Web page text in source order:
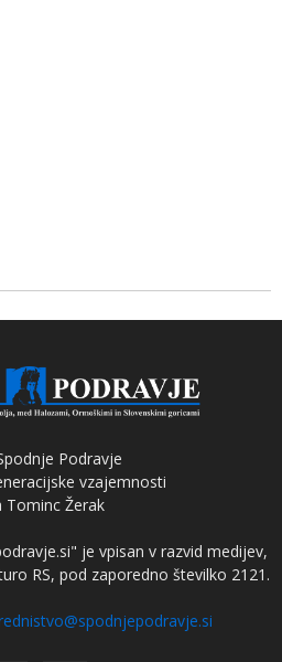
Podravje
vzajemnosti
Tominc Žerak
je vpisan v razvid medijev,
RS, pod zaporedno številko 2121.